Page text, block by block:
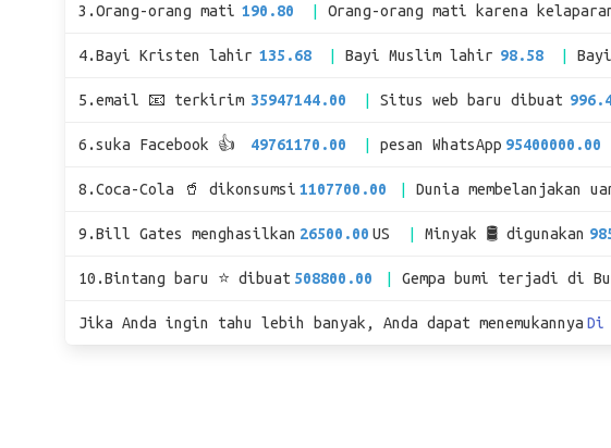
3.Orang-orang mati 190.80 Orang-orang mati karena
4.Bayi Kristen lahir 135.68 Bayi Muslim lahir 98.58
5.email 📧 terkirim 35947144.00 Situs web baru dibuat
6.suka Facebook 👍 49761170.00 pesan WhatsApp 95400000.00
8.Coca-Cola 🥤 dikonsumsi 1107700.00 Dunia membelanjakan
9.Bill Gates menghasilkan 26500.00 US Minyak 🛢 digunakan
10.Bintang baru ⭐ dibuat 508800.00 Gempa bumi terjadi di
Jika Anda ingin tahu lebih banyak, Anda dapat menemukannya Di